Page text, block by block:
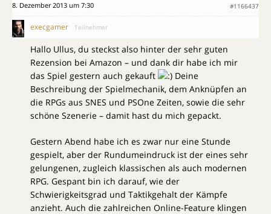
8. Dezember 2013 um 7:30 #1166437
execgamer Teilnehmer
Hallo Ullus, du steckst also hinter der sehr guten
Rezension bei Amazon – und dank dir habe ich mir
das Spiel gestern auch gekauft
Deine
Beschreibung der Spielmechanik, dem Anknüpfen an
die RPGs aus SNES und PSOne Zeiten, sowie die sehr
schöne Szenerie – damit hast du mich gepackt.
Gestern Abend habe ich es zwar nur eine Stunde
gespielt, aber der Rundumeindruck ist der eines sehr
gelungenen, zugleich klassischen als auch modernen
RPG. Gespant bin ich darauf, wie der
Schwierigkeitsgrad und Taktikgehalt der Kämpfe
anzieht. Auch die zahlreichen Online-Feature klingen